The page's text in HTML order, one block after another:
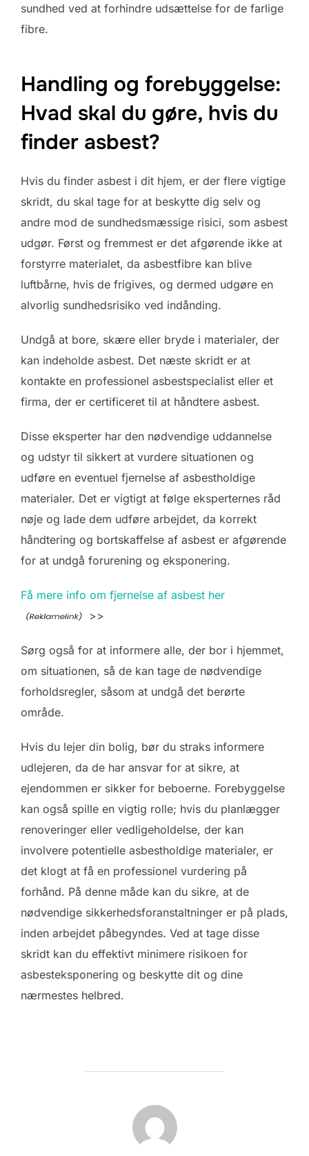
sundhed ved at forhindre udsættelse for de farlige
fibre.
Handling og forebyggelse:
Hvad skal du gøre, hvis du
finder asbest?
Hvis du finder asbest i dit hjem, er der flere vigtige
skridt, du skal tage for at beskytte dig selv og
andre mod de sundhedsmæssige risici, som asbest
udgør. Først og fremmest er det afgørende ikke at
forstyrre materialet, da asbestfibre kan blive
luftbårne, hvis de frigives, og dermed udgøre en
alvorlig sundhedsrisiko ved indånding.
Undgå at bore, skære eller bryde i materialer, der
kan indeholde asbest. Det næste skridt er at
kontakte en professionel asbestspecialist eller et
firma, der er certificeret til at håndtere asbest.
Disse eksperter har den nødvendige uddannelse
og udstyr til sikkert at vurdere situationen og
udføre en eventuel fjernelse af asbestholdige
materialer. Det er vigtigt at følge eksperternes råd
nøje og lade dem udføre arbejdet, da korrekt
håndtering og bortskaffelse af asbest er afgørende
for at undgå forurening og eksponering.
Få mere info om fjernelse af asbest her
>>
Sørg også for at informere alle, der bor i hjemmet,
om situationen, så de kan tage de nødvendige
forholdsregler, såsom at undgå det berørte
område.
Hvis du lejer din bolig, bør du straks informere
udlejeren, da de har ansvar for at sikre, at
ejendommen er sikker for beboerne. Forebyggelse
kan også spille en vigtig rolle; hvis du planlægger
renoveringer eller vedligeholdelse, der kan
involvere potentielle asbestholdige materialer, er
det klogt at få en professionel vurdering på
forhånd. På denne måde kan du sikre, at de
nødvendige sikkerhedsforanstaltninger er på plads,
inden arbejdet påbegyndes. Ved at tage disse
skridt kan du effektivt minimere risikoen for
asbesteksponering og beskytte dit og dine
nærmestes helbred.
FORFATTER